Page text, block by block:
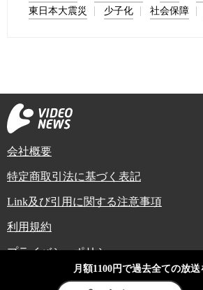
東日本大震災
少子化 社会保障
会社概要
特定商取引法に基づく表記
Link及び引用に関する注意事項
利用規約
プライバシーポリシー
Copyright (C) Video News Network. All rights reserved.
ビデオニュースに記載している記事、写真及び動画
月額1100円で過去全ての放送